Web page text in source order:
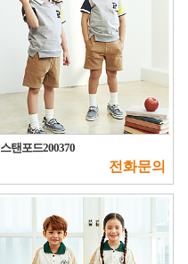
스탠포드200370
전화문의